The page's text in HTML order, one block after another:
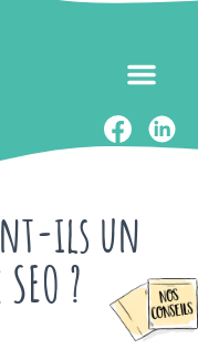
ils un
?